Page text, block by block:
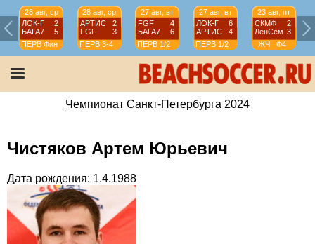
28 авг, ср
ЛОК-Г
2
БАГА7
5
ПЕРВ Фин
28 авг, ср
АРТИС
2
FGF
3
ПЕРВ 3-4
27 авг, вт
FGF
4
БАГА7
6
ПЕРВ 1/2
27 авг, вт
ЛОК-Г
6
АРТИС
4
ПЕРВ 1/2
23 авг, пт
СКМФ
2
ЛенСем 3
ЖЧ
Ф4
Чемпионат Санкт-Петербурга 2024
Чистяков Артем Юрьевич
Дата рождения: 1.4.1988